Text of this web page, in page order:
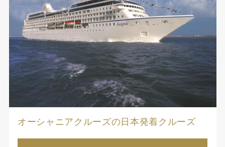
オーシャニアクルーズの日本発着クルーズ